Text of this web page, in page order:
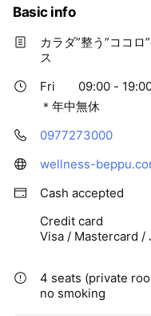
Basic info
カラダ”整う”ココ
ス
Fri
09:00 -
＊年中無休
0977273000
wellness-
Cash accepted
Credit card
Visa / Mastercard /
4 seats (private
no smoking